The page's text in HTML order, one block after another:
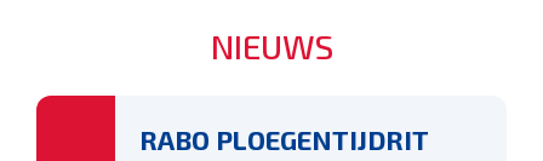
NIEUWS
RABO PLOEGENTIJDRIT